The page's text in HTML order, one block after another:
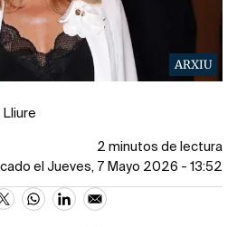
ARXIU
Lliure
2 minutos de lectura
el Jueves, 7 Mayo 2026 - 13:52